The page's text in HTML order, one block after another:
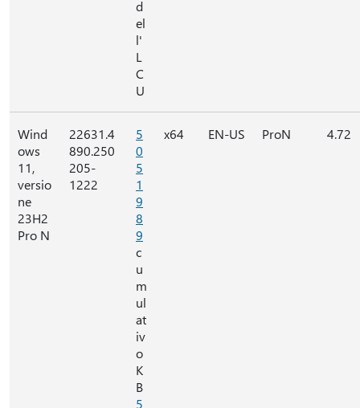
d
el
l'
L
C
U
Wind
ows
11,
versio
ne
23H2
Pro N
22631.4
890.250
205-
1222
5
0
5
1
9
8
9
c
u
m
ul
at
iv
o
K
B
5
x64 EN-US ProN 4.72